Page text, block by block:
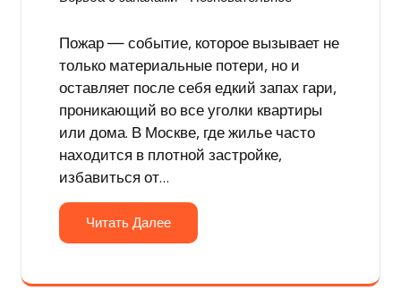
Пожар — событие, которое вызывает не
только материальные потери, но и
оставляет после себя едкий запах гари,
проникающий во все уголки квартиры
или дома. В Москве, где жилье часто
находится в плотной застройке,
избавиться от…
Читать Далее